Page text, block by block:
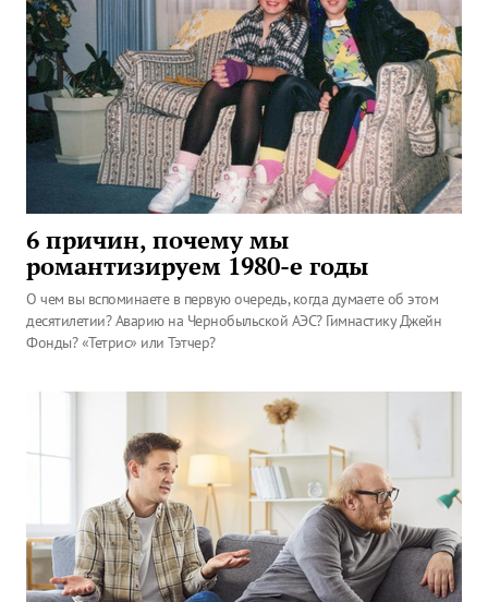
6 причин, почему мы
романтизируем 1980-е годы
О чем вы вспоминаете в первую очередь, когда думаете об этом
десятилетии? Аварию на Чернобыльской АЭС? Гимнастику Джейн
Фонды? «Тетрис» или Тэтчер?